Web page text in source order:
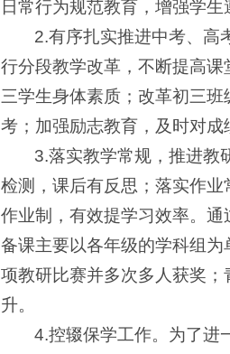
日常行为规范教育，增强学
2.有序扎实推进中考、高
行分段教学改革，不断提高
三学生身体素质；改革初三
考；加强励志教育，及时对成
3.落实教学常规，推进教
检测，课后有反思；落实作
作业制，有效提学习效率。
备课主要以各年级的学科组
项教研比赛并多次多人获奖
升。
4.控辍保学工作。为了进